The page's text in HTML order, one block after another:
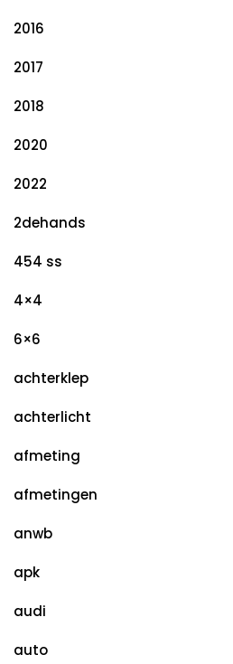
2016
2017
2018
2020
2022
2dehands
454 ss
4×4
6×6
achterklep
achterlicht
afmeting
afmetingen
anwb
apk
audi
auto